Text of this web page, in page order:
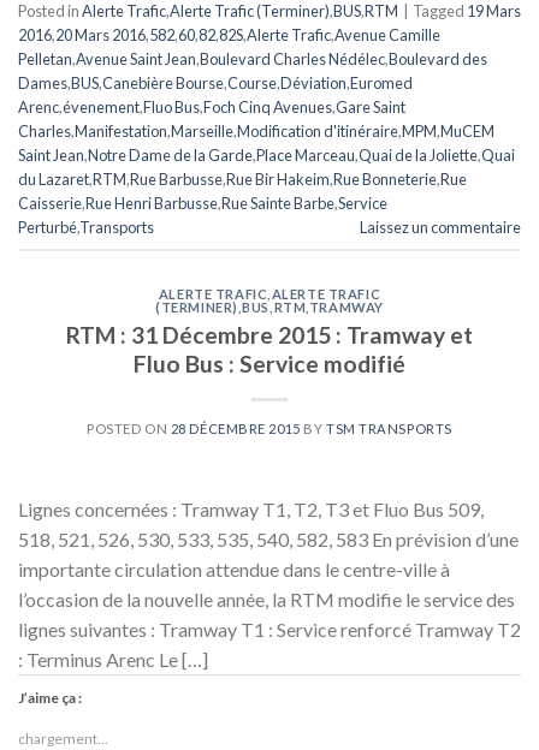
Posted inAlerte Trafic,Alerte Trafic (Terminer),BUS,RTM Tagged 19 Mars
2016,20 Mars 2016,582,60,82,82S,Alerte Trafic,Avenue Camille
Pelletan,Avenue Saint Jean,Boulevard Charles Nédélec,Boulevard des
Dames,BUS,Canebière Bourse,Course,Déviation,Euromed
Arenc,évenement,Fluo Bus,Foch Cinq Avenues,Gare Saint
Charles,Manifestation,Marseille,Modification d'itinéraire,MPM,MuCEM
Saint Jean,Notre Dame de la Garde,Place Marceau,Quai de la Joliette,Quai
du Lazaret,RTM,Rue Barbusse,Rue Bir Hakeim,Rue Bonneterie,Rue
Caisserie,Rue Henri Barbusse,Rue Sainte Barbe,Service
Perturbé,Transports Laissez un commentaire
ALERTE TRAFIC ALERTE TRAFIC
(TERMINER) ,BUS RTM TRAMWAY
RTM : 31 Décembre 2015 : Tramway et
Fluo Bus : Service modifié
POSTED ON 28 DÉCEMBRE 2015 BY TSM TRANSPORTS
Lignes concernées : Tramway T1, T2, T3 et Fluo Bus 509,
518, 521, 526, 530, 533, 535, 540, 582, 583 En prévision d’une
importante circulation attendue dans le centre-ville à
l’occasion de la nouvelle année, la RTM modifie le service des
lignes suivantes : Tramway T1 : Service renforcé Tramway T2
: Terminus Arenc Le […]
J’aime ça :
chargement…